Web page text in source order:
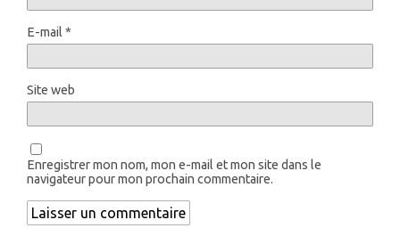
E-mail *
Site web
Enregistrer mon nom, mon e-mail et mon site dans le
navigateur pour mon prochain commentaire.